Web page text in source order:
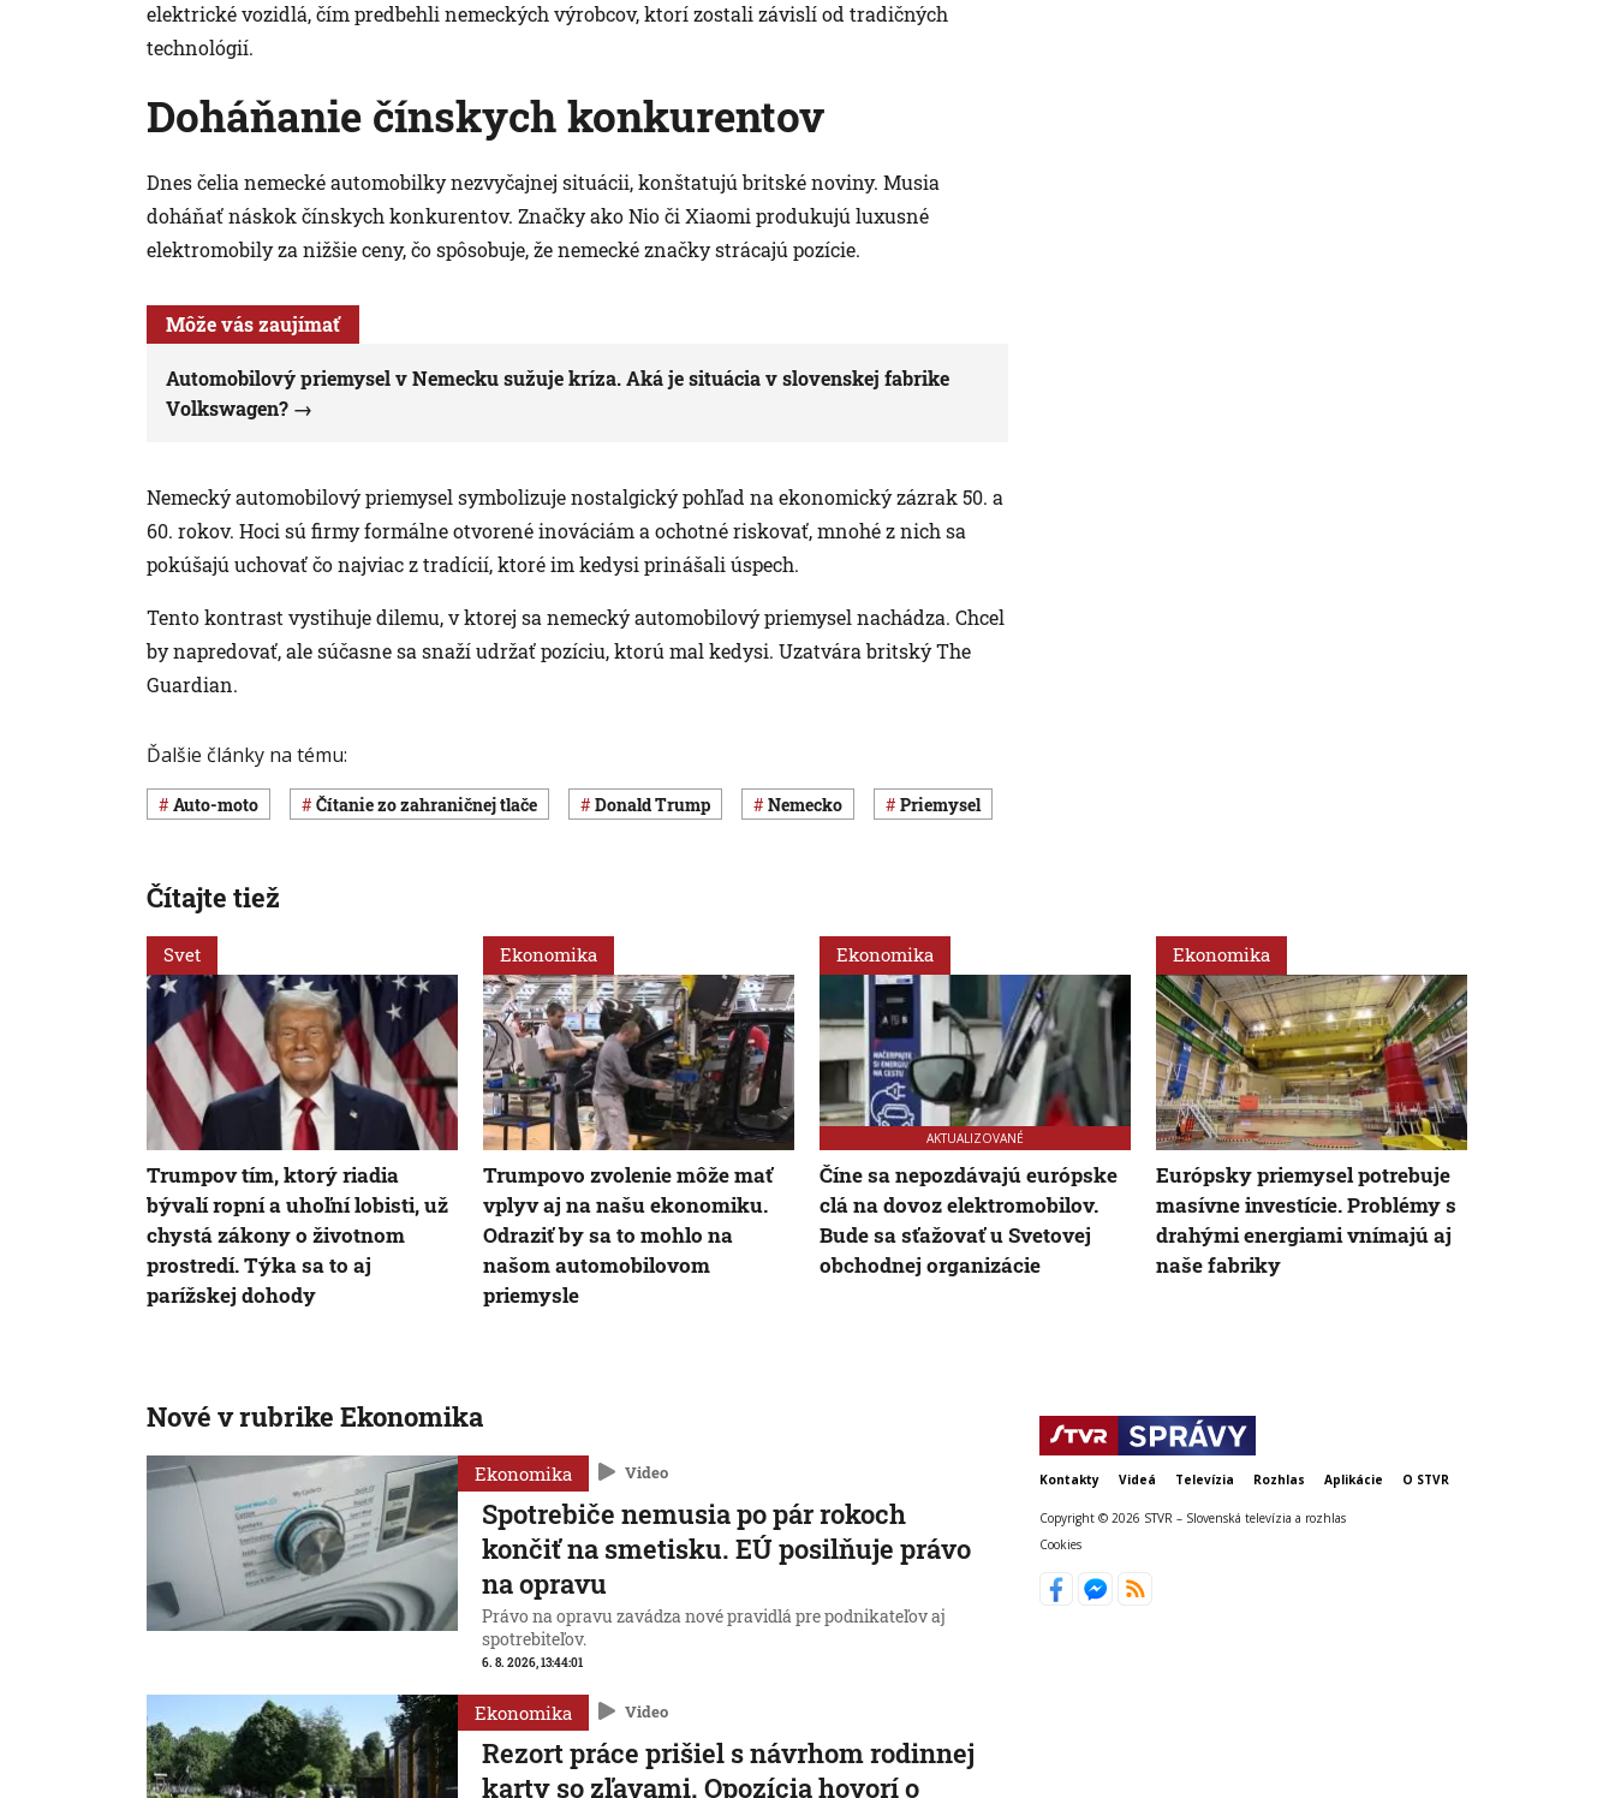
elektrické vozidlá, čím predbehli nemeckých výrobcov, ktorí zostali závislí od tradičných
technológií.
Doháňanie čínskych konkurentov
Dnes čelia nemecké automobilky nezvyčajnej situácii, konštatujú britské noviny. Musia
doháňať náskok čínskych konkurentov. Značky ako Nio či Xiaomi produkujú luxusné
elektromobily za nižšie ceny, čo spôsobuje, že nemecké značky strácajú pozície.
Môže vás zaujímať
Automobilový priemysel v Nemecku sužuje kríza. Aká je situácia v slovenskej fabrike
Volkswagen?
Nemecký automobilový priemysel symbolizuje nostalgický pohľad na ekonomický zázrak 50. a
60. rokov. Hoci sú firmy formálne otvorené inováciám a ochotné riskovať, mnohé z nich sa
pokúšajú uchovať čo najviac z tradícií, ktoré im kedysi prinášali úspech.
Tento kontrast vystihuje dilemu, v ktorej sa nemecký automobilový priemysel nachádza. Chcel
by napredovať, ale súčasne sa snaží udržať pozíciu, ktorú mal kedysi. Uzatvára britský The
Guardian.
Ďalšie články na tému:
auto-moto Čítanie zo zahraničnej tlače Donald Trump Nemecko priemysel
Čítajte tiež
Svet
Trumpov tím, ktorý riadia
bývalí ropní a uhoľní lobisti, už
chystá zákony o životnom
prostredí. Týka sa to aj
parížskej dohody
Ekonomika
Trumpovo zvolenie môže mať
vplyv aj na našu ekonomiku.
Odraziť by sa to mohlo na
našom automobilovom
priemysle
Ekonomika
AKTUALIZOVANÉ
Číne sa nepozdávajú európske
clá na dovoz elektromobilov.
Bude sa sťažovať u Svetovej
obchodnej organizácie
Ekonomika
Európsky priemysel potrebuje
masívne investície. Problémy s
drahými energiami vnímajú aj
naše fabriky
Nové v rubrike Ekonomika
Ekonomika Video
Spotrebiče nemusia po pár rokoch
končiť na smetisku. EÚ posilňuje právo
na opravu
Právo na opravu zavádza nové pravidlá pre podnikateľov aj
spotrebiteľov.
6. 8. 2026, 13:44:01
Ekonomika Video
Rezort práce prišiel s návrhom rodinnej
karty so zľavami. Opozícia hovorí o
Kontakty Videá Televízia Rozhlas Aplikácie O STVR
Copyright © 2026 STVR – Slovenská televízia a rozhlas
Cookies